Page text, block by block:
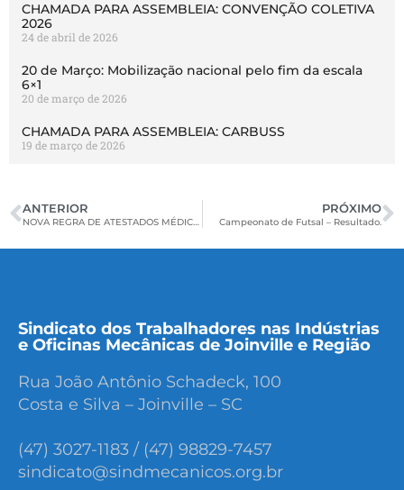
CHAMADA PARA ASSEMBLEIA: CONVENÇÃO COLETIVA
2026
24 de abril de 2026
20 de Março: Mobilização nacional pelo fim da escala
6×1
20 de março de 2026
CHAMADA PARA ASSEMBLEIA: CARBUSS
19 de março de 2026
ANTERIOR
NOVA REGRA DE ATESTADOS MÉDICOS.
PRÓXIMO
Campeonato de Futsal – Resultado.
Sindicato dos Trabalhadores nas Indústrias
e Oficinas Mecânicas de Joinville e Região
Rua João Antônio Schadeck, 100
Costa e Silva – Joinville – SC
(47) 3027-1183 / (47) 98829-7457
sindicato@sindmecanicos.org.br